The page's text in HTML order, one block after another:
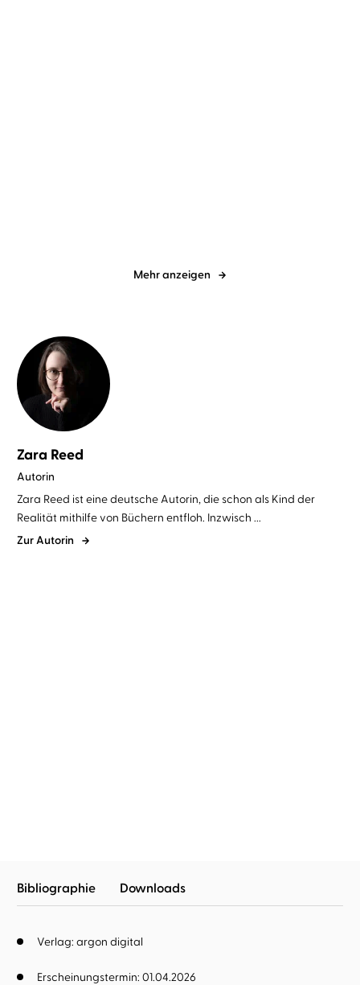
Mehr anzeigen
Zara Reed
Autorin
Zara Reed ist eine deutsche Autorin, die schon als Kind der
Realität mithilfe von Büchern entfloh. Inzwisch ...
Zur Autorin
Bibliographie Downloads
Verlag: argon digital
Erscheinungstermin: 01.04.2026